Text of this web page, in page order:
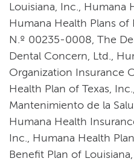
Louisiana, Inc., Humana
Humana Health Plans of
N.º 00235-0008, The
Dental Concern, Ltd.,
Organization Insurance
Health Plan of Texas,
Mantenimiento de la
Humana Health
Inc., Humana Health
Benefit Plan of